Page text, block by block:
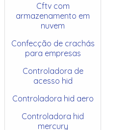
Cftv com
armazenamento em
nuvem
Confecção de crachás
para empresas
Controladora de
acesso hid
Controladora hid aero
Controladora hid
mercury